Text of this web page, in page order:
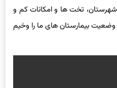
شهرستان، تخت ها و امکانات کم و
وضعیت بیمارستان های ما را وخیم